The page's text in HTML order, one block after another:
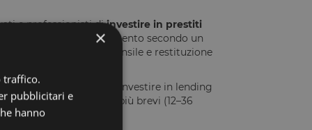
e professionisti diinvestire in prestiti
rimborsa l’investimento secondo un
degli interessi mensile e restituzione
ma creditori. Investire in lending
e orizzonti temporali più brevi (12–36
×
traffico.
pubblicitari e
hanno